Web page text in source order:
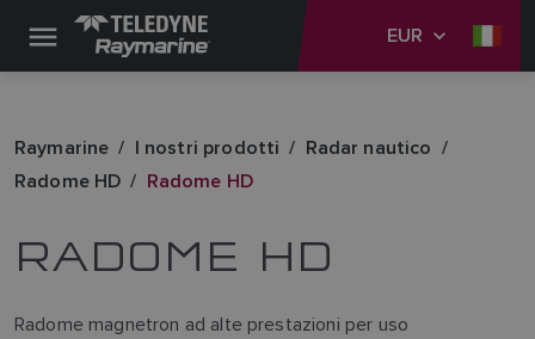
EUR
Raymarine I nostri prodotti
Radar nautico
Radome HD
Radome HD
RADOME HD
Radome magnetron ad alte prestazioni per uso